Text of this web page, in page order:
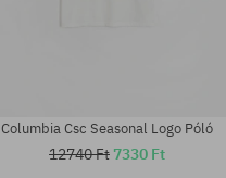
Columbia Csc Seasonal Logo Póló
12740 Ft 7330 Ft